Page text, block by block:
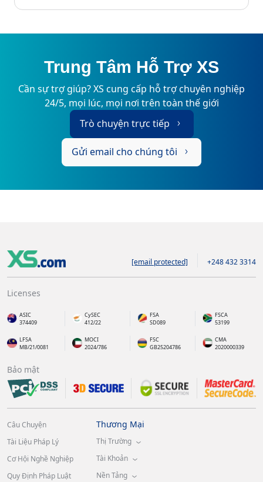
Trung Tâm Hỗ Trợ XS
Cần sự trợ giúp? XS cung cấp hỗ trợ chuyên nghiệp
24/5, mọi lúc, mọi nơi trên toàn thế giới
Trò chuyện trực tiếp
Gửi email cho chúng tôi
[email protected] +248 432 3314
Licenses
ASIC
374409
CySEC
412/22
FSA
SD089
FSCA
53199
LFSA
MB/21/0081
MOCI
2024/786
FSC
GB25204786
CMA
2020000339
Bảo mật
Câu Chuyện
Tài Liệu Pháp Lý
Cơ Hội Nghề Nghiệp
Quy Định Pháp Luật
Thương Mại
Thị Trường
Tài Khoản
Nền Tảng